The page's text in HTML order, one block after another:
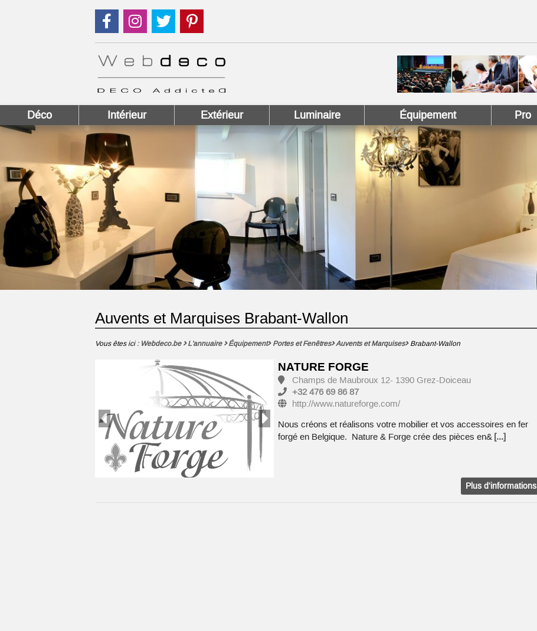
Suivez nous sur Facebook !
Suivez nous sur Instagram !
Suivez nous sur Twitter !
Déco Intérieur Extérieur Luminaire Équipement Pro
Auvents et Marquises Brabant-Wallon
Vous êtes ici : Webdeco.be L'annuaire Équipement Portes et Fenêtres Auvents et Marquises Brabant-Wallon
NATURE FORGE
Champs de Maubroux 12- 1390 Grez-Doiceau
+32 476 69 86 87
http://www.natureforge.com/
Nous créons et réalisons votre mobilier et vos accessoires en fer
forgé en Belgique. Nature & Forge crée des pièces en& [...]
Plus d'informations